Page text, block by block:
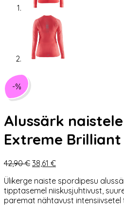
-%
Alussärk
Extreme Brilliant
42,90€ Algne
oli:
42,90 €.
38,61 €Praegune
on:
38,61 €.
Ülikerge naiste spordipesu
tipptasemel niiskusjuhtivust,
paremat nähtavust intensiivsetel